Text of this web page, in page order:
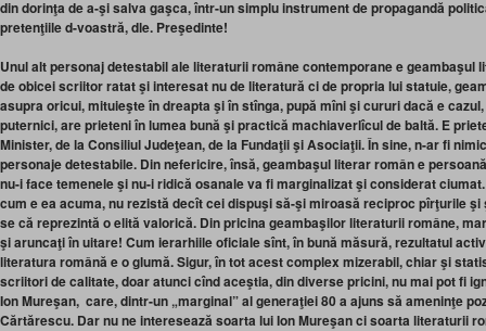
din dorinţa de a-şi salva gaşca, într-un simplu instrument de propagandă
pretenţiile d-voastră, dle. Preşedinte!
Unul alt personaj detestabil ale literaturii române contemporane e geambaşul
de obicei scriitor ratat şi interesat nu de literatură ci de propria lui statuie,
asupra oricui, mituieşte în dreapta şi în stînga, pupă mîni şi cururi dacă e
puternici, are prieteni în lumea bună şi practică machiaverlîcul de baltă. E
Minister, de la Consiliul Judeţean, de la Fundaţii şi Asociaţii. În sine, n-ar fi
personaje detestabile. Din nefericire, însă, geambaşul literar român e
nu-i face temenele şi nu-i ridică osanale va fi marginalizat şi considerat
cum e ea acuma, nu rezistă decît cei dispuşi să-şi miroasă reciproc pîrţurile
se că reprezintă o elită valorică. Din pricina geambaşilor literaturii române,
şi aruncaţi în uitare! Cum ierarhiile oficiale sînt, în bună măsură, rezultatul
literatura română e o glumă. Sigur, în tot acest complex mizerabil, chiar şi
scriitori de calitate, doar atunci cînd aceştia, din diverse pricini, nu mai pot fi
Ion Mureşan, care, dintr-un „marginal” al generaţiei 80 a ajuns să ameninţe
Cărtărescu. Dar nu ne interesează soarta lui Ion Mureşan ci soarta literaturii